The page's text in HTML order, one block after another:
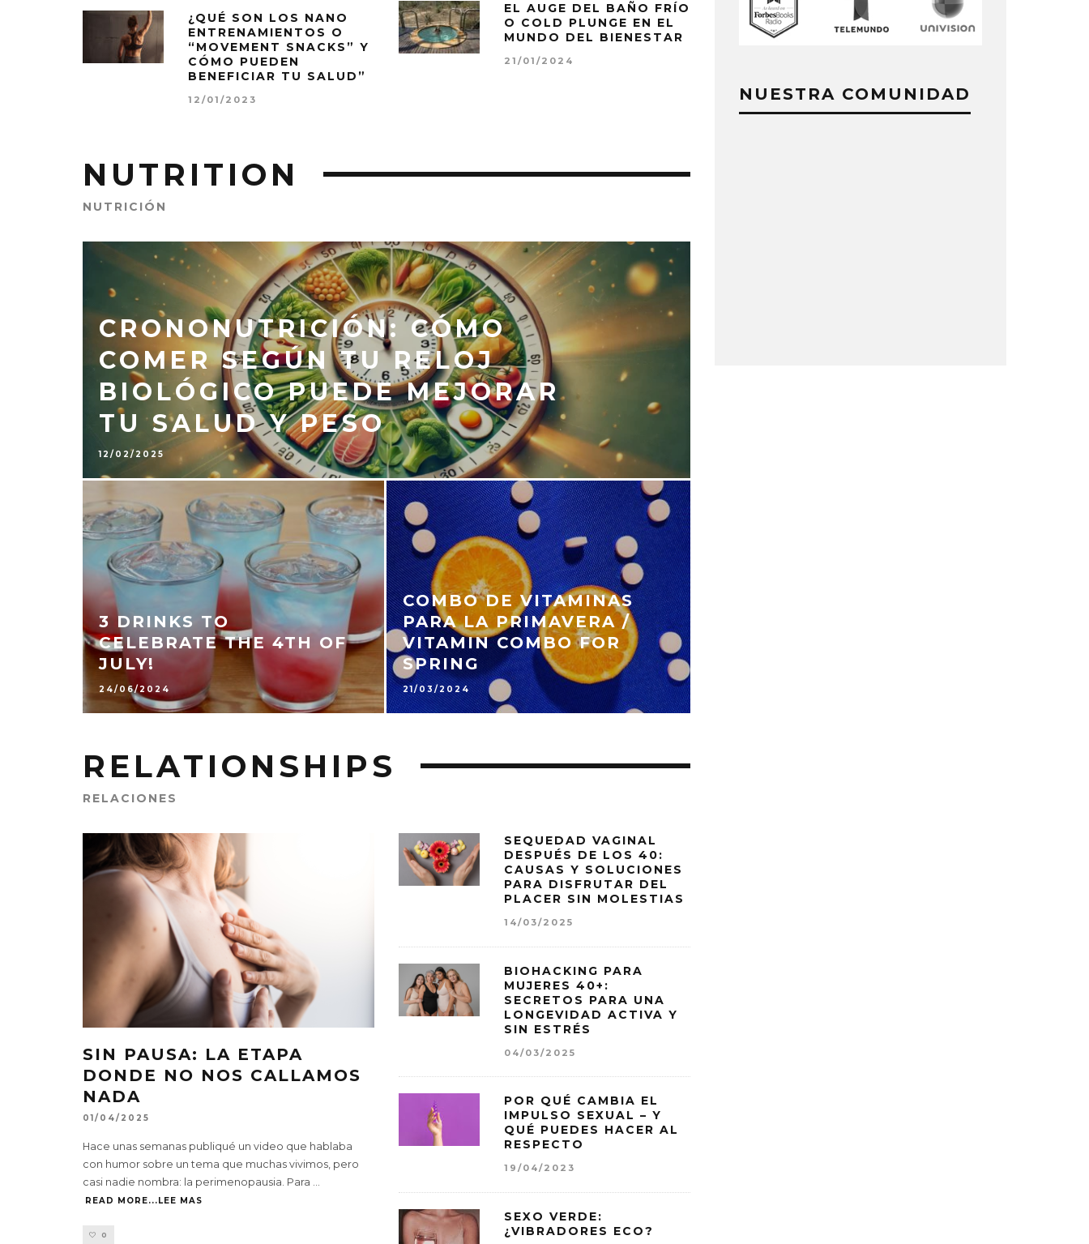
¿QUÉ SON LOS NANO
ENTRENAMIENTOS O
“MOVEMENT SNACKS” Y
CÓMO PUEDEN
BENEFICIAR TU SALUD”
12/01/2023
EL AUGE DEL BAÑO FRÍO
O COLD PLUNGE EN EL
MUNDO DEL BIENESTAR
21/01/2024
NUTRITION
NUTRICIÓN
CRONONUTRICIÓN: CÓMO
COMER SEGÚN TU RELOJ
BIOLÓGICO PUEDE MEJORAR
TU SALUD Y PESO
12/02/2025
3 DRINKS TO
CELEBRATE THE 4TH OF
JULY!
24/06/2024
COMBO DE VITAMINAS
PARA LA PRIMAVERA /
VITAMIN COMBO FOR
SPRING
21/03/2024
RELATIONSHIPS
RELACIONES
SIN PAUSA: LA ETAPA
DONDE NO NOS CALLAMOS
NADA
01/04/2025
Hace unas semanas publiqué un video que hablaba
con humor sobre un tema que muchas vivimos, pero
casi nadie nombra: la perimenopausia. Para ...
READ MORE...LEE MAS
0
SEQUEDAD VAGINAL
DESPUÉS DE LOS 40:
CAUSAS Y SOLUCIONES
PARA DISFRUTAR DEL
PLACER SIN MOLESTIAS
14/03/2025
BIOHACKING PARA
MUJERES 40+:
SECRETOS PARA UNA
LONGEVIDAD ACTIVA Y
SIN ESTRÉS
04/03/2025
POR QUÉ CAMBIA EL
IMPULSO SEXUAL – Y
QUÉ PUEDES HACER AL
RESPECTO
19/04/2023
SEXO VERDE:
¿VIBRADORES ECO?
NUESTRA COMUNIDAD